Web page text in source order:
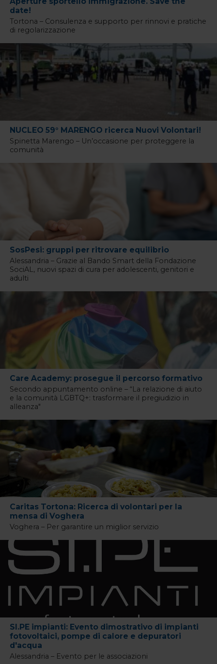
date!
Tortona – Consulenza e supporto per rinnovi e pratiche
di regolarizzazione
NUCLEO 59° MARENGO ricerca Nuovi Volontari!
Spinetta Marengo – Un’occasione per proteggere la
comunità
SosPesi: gruppi per ritrovare equilibrio
Alessandria – Grazie al Bando Smart della Fondazione
SociAL, nuovi spazi di cura per adolescenti, genitori e
adulti
Care Academy: prosegue il percorso formativo
Secondo appuntamento online – “La relazione di aiuto
e la comunità LGBTQ+: trasformare il pregiudizio in
alleanza"
Caritas Tortona: Ricerca di volontari per la
mensa di Voghera
Voghera – Per garantire un miglior servizio
SI.PE impianti: Evento dimostrativo di impianti
fotovoltaici, pompe di calore e depuratori
d'acqua
Alessandria – Evento per le associazioni